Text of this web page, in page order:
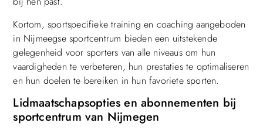
Kortom, sportspecifieke training en coaching aangeboden
in Nijmeegse sportcentrum bieden een uitstekende
gelegenheid voor sporters van alle niveaus om hun
vaardigheden te verbeteren, hun prestaties te optimaliseren
en hun doelen te bereiken in hun favoriete sporten.
Lidmaatschapsopties en abonnementen bij
sportcentrum van Nijmegen